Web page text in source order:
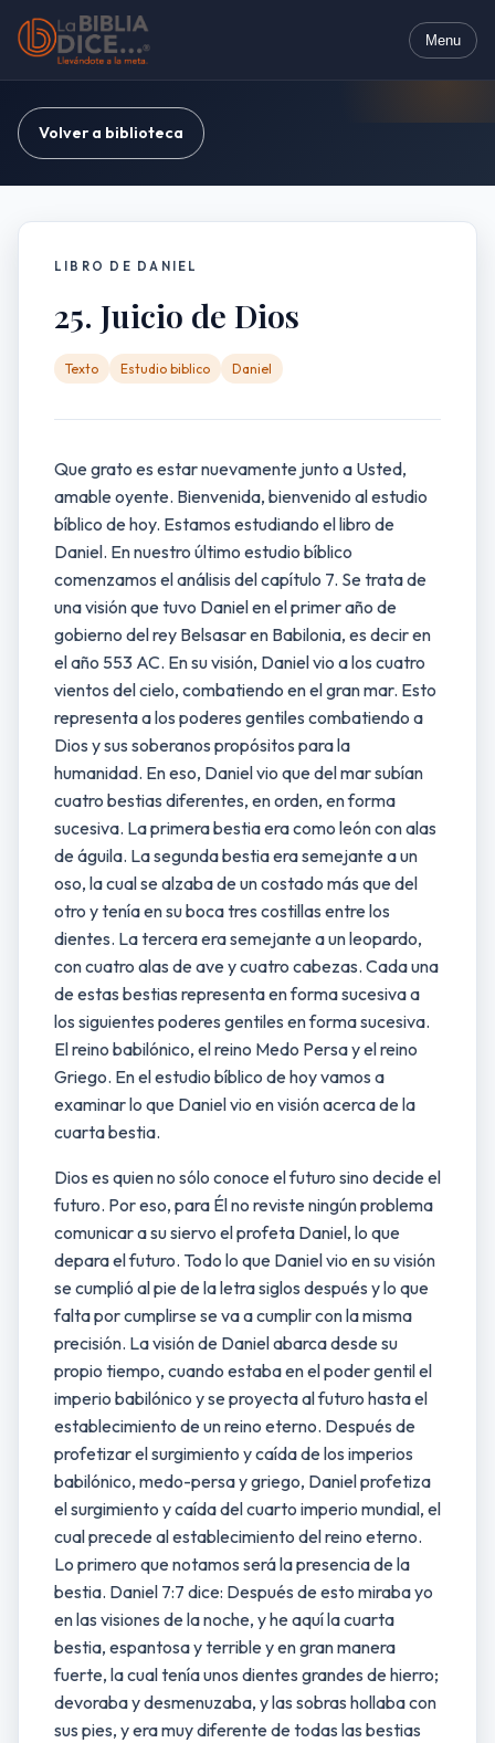
Menu
Volver a biblioteca
LIBRO DE DANIEL
25. Juicio de Dios
Texto Estudio biblico Daniel
Que grato es estar nuevamente junto a Usted,
amable oyente. Bienvenida, bienvenido al estudio
bíblico de hoy. Estamos estudiando el libro de
Daniel. En nuestro último estudio bíblico
comenzamos el análisis del capítulo 7. Se trata de
una visión que tuvo Daniel en el primer año de
gobierno del rey Belsasar en Babilonia, es decir en
el año 553 AC. En su visión, Daniel vio a los cuatro
vientos del cielo, combatiendo en el gran mar. Esto
representa a los poderes gentiles combatiendo a
Dios y sus soberanos propósitos para la
humanidad. En eso, Daniel vio que del mar subían
cuatro bestias diferentes, en orden, en forma
sucesiva. La primera bestia era como león con alas
de águila. La segunda bestia era semejante a un
oso, la cual se alzaba de un costado más que del
otro y tenía en su boca tres costillas entre los
dientes. La tercera era semejante a un leopardo,
con cuatro alas de ave y cuatro cabezas. Cada una
de estas bestias representa en forma sucesiva a
los siguientes poderes gentiles en forma sucesiva.
El reino babilónico, el reino Medo Persa y el reino
Griego. En el estudio bíblico de hoy vamos a
examinar lo que Daniel vio en visión acerca de la
cuarta bestia.
Dios es quien no sólo conoce el futuro sino decide el
futuro. Por eso, para Él no reviste ningún problema
comunicar a su siervo el profeta Daniel, lo que
depara el futuro. Todo lo que Daniel vio en su visión
se cumplió al pie de la letra siglos después y lo que
falta por cumplirse se va a cumplir con la misma
precisión. La visión de Daniel abarca desde su
propio tiempo, cuando estaba en el poder gentil el
imperio babilónico y se proyecta al futuro hasta el
establecimiento de un reino eterno. Después de
profetizar el surgimiento y caída de los imperios
babilónico, medo-persa y griego, Daniel profetiza
el surgimiento y caída del cuarto imperio mundial, el
cual precede al establecimiento del reino eterno.
Lo primero que notamos será la presencia de la
bestia. Daniel 7:7 dice: Después de esto miraba yo
en las visiones de la noche, y he aquí la cuarta
bestia, espantosa y terrible y en gran manera
fuerte, la cual tenía unos dientes grandes de hierro;
devoraba y desmenuzaba, y las sobras hollaba con
sus pies, y era muy diferente de todas las bestias